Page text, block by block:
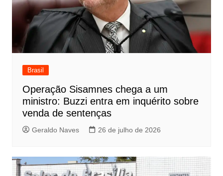
Brasil
Operação Sisamnes chega a um
ministro: Buzzi entra em inquérito sobre
venda de sentenças
Geraldo Naves 26 de julho de 2026